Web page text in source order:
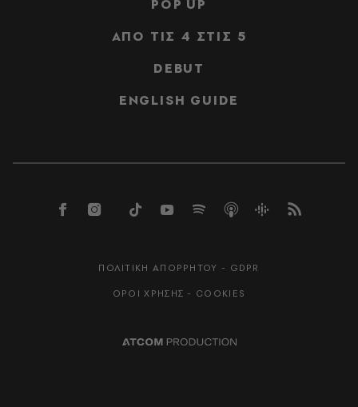
POP UP
ΑΠΟ ΤΙΣ 4 ΣΤΙΣ 5
DEBUT
ENGLISH GUIDE
ΠΟΛΙΤΙΚΗ ΑΠΟΡΡΗΤΟΥ - GDPR
ΟΡΟΙ ΧΡΗΣΗΣ - COOKIES